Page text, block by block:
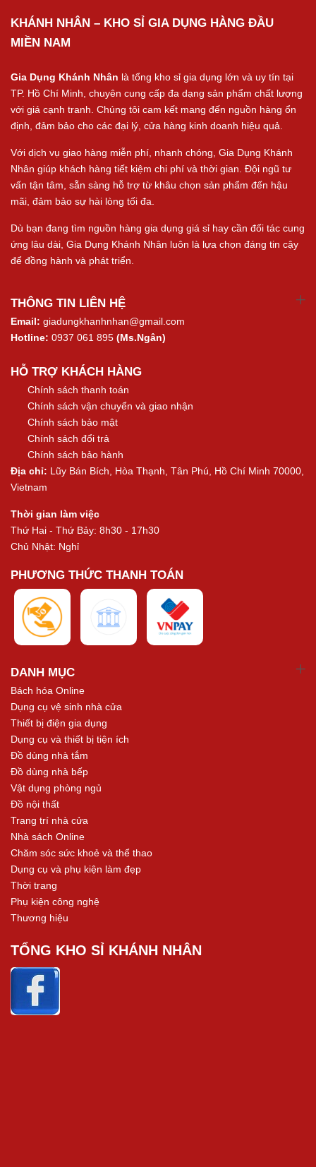
KHÁNH NHÂN – KHO SỈ GIA DỤNG HÀNG ĐẦU
MIỀN NAM
Gia Dụng Khánh Nhân là tổng kho sỉ gia dụng lớn và uy tín tại
TP. Hồ Chí Minh, chuyên cung cấp đa dạng sản phẩm chất lượng
với giá cạnh tranh. Chúng tôi cam kết mang đến nguồn hàng ổn
định, đảm bảo cho các đại lý, cửa hàng kinh doanh hiệu quả.
Với dịch vụ giao hàng miễn phí, nhanh chóng, Gia Dụng Khánh
Nhân giúp khách hàng tiết kiệm chi phí và thời gian. Đội ngũ tư
vấn tận tâm, sẵn sàng hỗ trợ từ khâu chọn sản phẩm đến hậu
mãi, đảm bảo sự hài lòng tối đa.
Dù bạn đang tìm nguồn hàng gia dụng giá sỉ hay cần đối tác cung
ứng lâu dài, Gia Dụng Khánh Nhân luôn là lựa chọn đáng tin cậy
để đồng hành và phát triển.
THÔNG TIN LIÊN HỆ
Email: giadungkhanhnhan@gmail.com
Hotline: 0937 061 895 (Ms.Ngân)
HỖ TRỢ KHÁCH HÀNG
Chính sách thanh toán
Chính sách vận chuyển và giao nhận
Chính sách bảo mật
Chính sách đổi trả
Chính sách bảo hành
Địa chỉ: Lũy Bán Bích, Hòa Thạnh, Tân Phú, Hồ Chí Minh 70000,
Vietnam
Thời gian làm việc
Thứ Hai - Thứ Bảy: 8h30 - 17h30
Chủ Nhật: Nghỉ
PHƯƠNG THỨC THANH TOÁN
DANH MỤC
Bách hóa Online
Dụng cụ vệ sinh nhà cửa
Thiết bị điện gia dụng
Dụng cụ và thiết bị tiện ích
Đồ dùng nhà tắm
Đồ dùng nhà bếp
Vật dụng phòng ngủ
Đồ nội thất
Trang trí nhà cửa
Nhà sách Online
Chăm sóc sức khoẻ và thể thao
Dụng cụ và phụ kiện làm đẹp
Thời trang
Phụ kiện công nghệ
Thương hiệu
TỔNG KHO SỈ KHÁNH NHÂN